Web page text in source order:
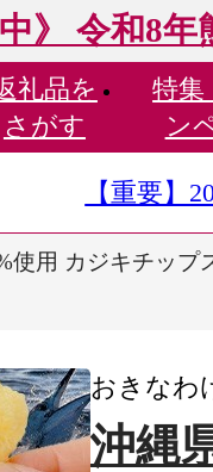
中》 令和8
礼品を
さがす
特集
ン
【重要】
使用 カジキチッ
おきなわ
沖縄